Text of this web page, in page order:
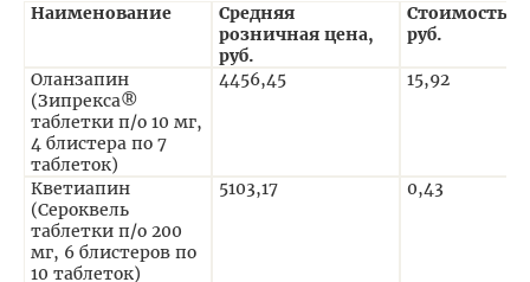
Наименование
Средняя
розничная цена,
руб.
Стоимость 1
руб.
Оланзапин
(Зипрекса®
таблетки п/о 10 мг,
4 блистера по 7
таблеток)
4456,45 15,92
Кветиапин
(Сероквель
таблетки п/о 200
мг, 6 блистеров по
10 таблеток)
5103,17 0,43